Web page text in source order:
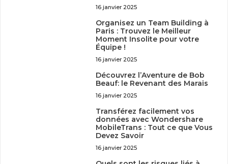
16 janvier 2025
Organisez un Team Building à
Paris : Trouvez le Meilleur
Moment Insolite pour votre
Équipe !
16 janvier 2025
Découvrez l’Aventure de Bob
Beauf: le Revenant des Marais
16 janvier 2025
Transférez facilement vos
données avec Wondershare
MobileTrans : Tout ce que Vous
Devez Savoir
16 janvier 2025